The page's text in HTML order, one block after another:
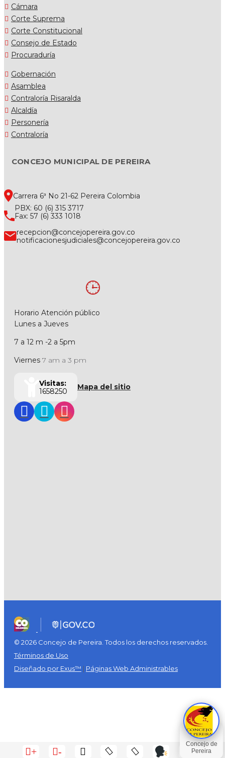
+ -
Cámara
Corte Suprema
Corte Constitucional
Consejo de Estado
Procuraduría
Gobernación
Asamblea
Contraloría Risaralda
Alcaldía
Personería
Contraloría
CONCEJO MUNICIPAL DE PEREIRA
Carrera 6ª No 21-62 Pereira Colombia
PBX: 60 (6) 315 3717
Fax: 57 (6) 333 1018
recepcion@concejopereira.gov.co
notificacionesjudiciales@concejopereira.gov.co
Horario Atención público
Lunes a Jueves
7 a 12 m -2 a 5pm
Viernes 7 am a 3 pm
Visitas:
1658250
Mapa del sitio
© 2026 Concejo de Pereira. Todos los derechos reservados.
Términos de Uso
Diseñado por Exus™ | Páginas Web Administrables